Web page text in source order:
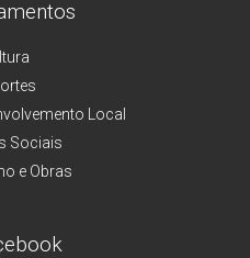
Local
Sociais
e Obras